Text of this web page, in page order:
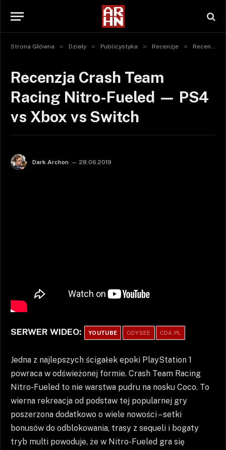
Strona Główna » Działy » Publicystyka » Recenzje » Recenzje gier
Recenzja Crash Team
Racing Nitro-Fueled — PS4
vs Xbox vs Switch
Dark Archon 28.06.2019
SERWER WIDEO: YOUTUBE ODYSEE CDA.PL
Jedna z najlepszych ścigałek epoki PlayStation 1
powraca w odświeżonej formie. Crash Team Racing
Nitro-Fueled to nie warstwa pudru na nosku Coco. To
wierna rekreacja od podstaw tej popularnej gry
poszerzona dodatkowo o wiele nowości – setki
bonusów do odblokowania, trasy z sequeli i bogaty
tryb multi powoduje, że w Nitro-Fueled gra się